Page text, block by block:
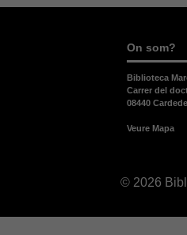
On som?
Biblioteca
Carrer del
08440
Veure Mapa
© 2026